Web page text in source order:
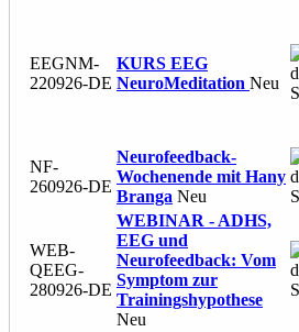
EEGNM-
220926-DE
KURS EEG
NeuroMeditation Neu
NF-
260926-DE
Neurofeedback-
Wochenende mit Hany
Branga Neu
WEB-
QEEG-
280926-DE
WEBINAR - ADHS,
EEG und
Neurofeedback: Vom
Symptom zur
Trainingshypothese
Neu